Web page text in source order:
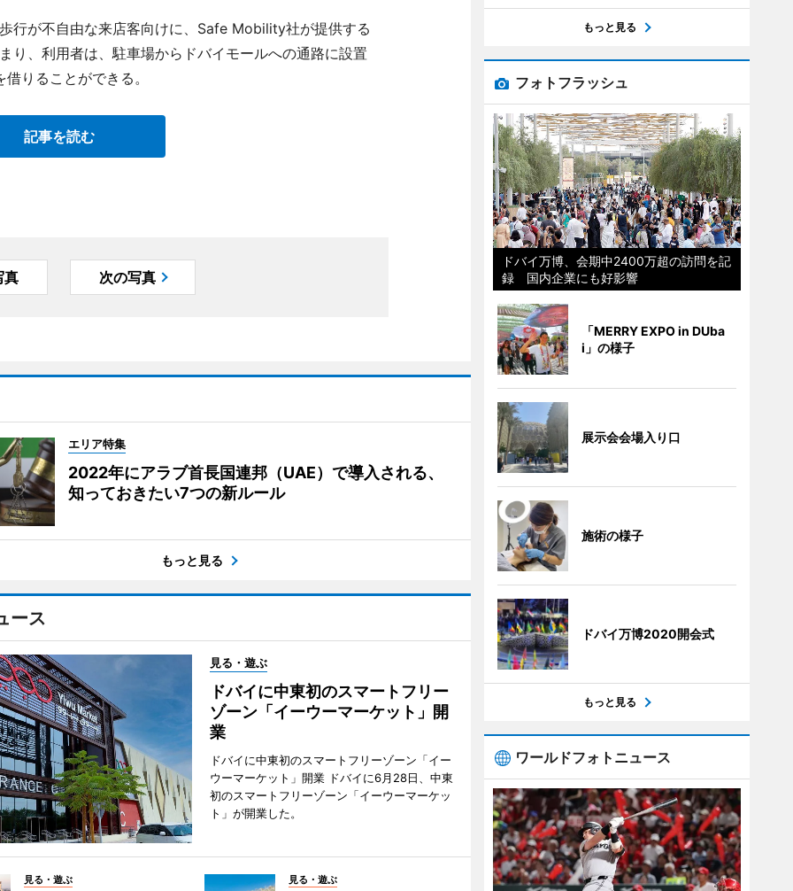
行が不自由な来店客向けに、Safe Mobility社が提供する
り、利用者は、駐車場からドバイモールへの通路に設置
りることができる。
記事を読む
真 次の写真
エリア特集
2022年にアラブ首長国連邦（UAE）で導入される、
知っておきたい7つの新ルール
もっと見る
ース
見る・遊ぶ
ドバイに中東初のスマートフリー
ゾーン「イーウーマーケット」開
業
ドバイに中東初のスマートフリーゾーン「イー
ウーマーケット」開業 ドバイに6月28日、中東
初のスマートフリーゾーン「イーウーマーケッ
ト」が開業した。
見る・遊ぶ 見る・遊ぶ
もっと見る
フォトフラッシュ
ドバイ万博、会期中2400万超の訪問を記
録 国内企業にも好影響
「MERRY EXPO in DUba
i」の様子
展示会会場入り口
施術の様子
ドバイ万博2020開会式
もっと見る
ワールドフォトニュース